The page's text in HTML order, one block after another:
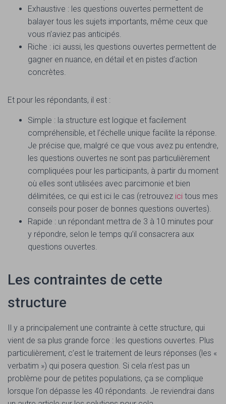
Exhaustive : les questions ouvertes permettent de
balayer tous les sujets importants, même ceux que
vous n’aviez pas anticipés.
Riche : ici aussi, les questions ouvertes permettent de
gagner en nuance, en détail et en pistes d’action
concrètes.
Et pour les répondants, il est :
Simple : la structure est logique et facilement
compréhensible, et l’échelle unique facilite la réponse.
Je précise que, malgré ce que vous avez pu entendre,
les questions ouvertes ne sont pas particulièrement
compliquées pour les participants, à partir du moment
où elles sont utilisées avec parcimonie et bien
délimitées, ce qui est ici le cas (retrouvez ici tous mes
conseils pour poser de bonnes questions ouvertes).
Rapide : un répondant mettra de 3 à 10 minutes pour
y répondre, selon le temps qu’il consacrera aux
questions ouvertes.
Les contraintes de cette
structure
Il y a principalement une contrainte à cette structure, qui
vient de sa plus grande force : les questions ouvertes. Plus
particulièrement, c’est le traitement de leurs réponses (les «
verbatim ») qui posera question. Si cela n’est pas un
problème pour de petites populations, ça se complique
lorsque l’on dépasse les 40 répondants. Je reviendrai dans